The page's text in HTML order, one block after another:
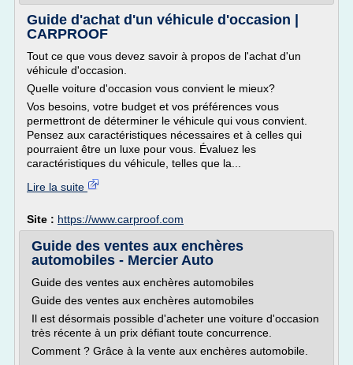
Guide d'achat d'un véhicule d'occasion |
CARPROOF
Tout ce que vous devez savoir à propos de l'achat d'un
véhicule d'occasion.
Quelle voiture d'occasion vous convient le mieux?
Vos besoins, votre budget et vos préférences vous
permettront de déterminer le véhicule qui vous convient.
Pensez aux caractéristiques nécessaires et à celles qui
pourraient être un luxe pour vous. Évaluez les
caractéristiques du véhicule, telles que la...
Lire la suite
Site : https://www.carproof.com
Guide des ventes aux enchères
automobiles - Mercier Auto
Guide des ventes aux enchères automobiles
Guide des ventes aux enchères automobiles
Il est désormais possible d'acheter une voiture d'occasion
très récente à un prix défiant toute concurrence.
Comment ? Grâce à la vente aux enchères automobile.